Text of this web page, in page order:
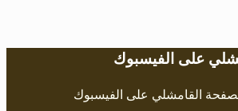
على الفيسبوك